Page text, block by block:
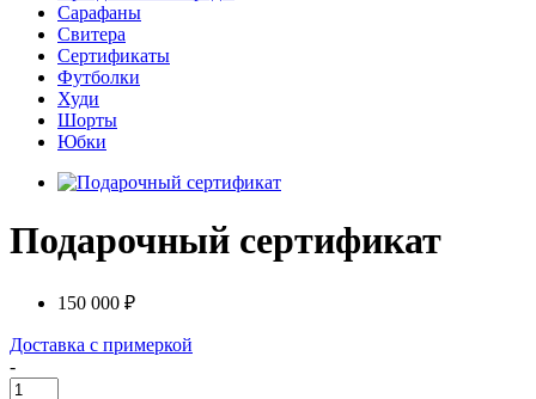
Сарафаны
Свитера
Сертификаты
Футболки
Худи
Шорты
Юбки
Подарочный сертификат
150 000 ₽
Доставка с примеркой
-